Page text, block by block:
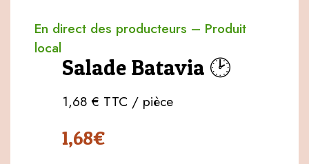
En direct des producteurs – Produit
local
Salade Batavia 🕑
1,68 € TTC / pièce
1,68€